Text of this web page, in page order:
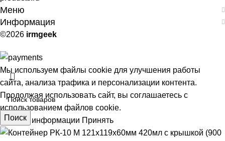
Меню
Информация
©2026 irmgeek
Поиск
Мы используем файлы cookie для улучшения работы
сайта, анализа трафика и персонализации контента.
Продолжая использовать сайт, вы соглашаетесь с
использованием файлов cookie.
Больше информации Принять